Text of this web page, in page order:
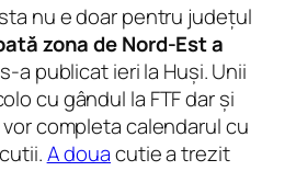
nu e doar pentru județul
zona de Nord-Est a
s-a publicat ieri la Huși. Unii
cu gândul la FTF dar și
completa calendarul cu
A douacutie a trezit